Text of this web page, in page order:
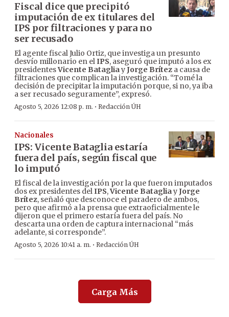
Fiscal dice que precipitó
imputación de ex titulares del
IPS por filtraciones y para no
ser recusado
El agente fiscal Julio Ortiz, que investiga un presunto
desvío millonario en elIPS, aseguró que imputó a los ex
presidentesVicente BatagliayJorge Brítez a causa de
filtraciones que complican la investigación. “Tomé la
decisión de precipitar la imputación porque, si no, ya iba
a ser recusado seguramente”, expresó.
Agosto 5, 2026 12:08 p. m. · Redacción ÚH
Nacionales
IPS: Vicente Bataglia estaría
fuera del país, según fiscal que
lo imputó
El fiscal de la investigación por la que fueron imputados
dos ex presidentes delIPS,Vicente BatagliayJorge
Brítez, señaló que desconoce el paradero de ambos,
pero que afirmó a la prensa que extraoficialmente le
dijeron que el primero estaría fuera del país. No
descarta una orden de captura internacional “más
adelante, si corresponde”.
Agosto 5, 2026 10:41 a. m. · Redacción ÚH
Carga Más